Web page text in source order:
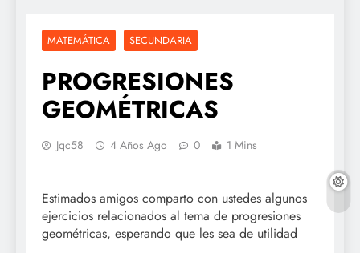
MATEMÁTICA SECUNDARIA
PROGRESIONES
GEOMÉTRICAS
Jqc58 4 Años Ago 0 1 Mins
Estimados amigos comparto con ustedes algunos
ejercicios relacionados al tema de progresiones
geométricas, esperando que les sea de utilidad